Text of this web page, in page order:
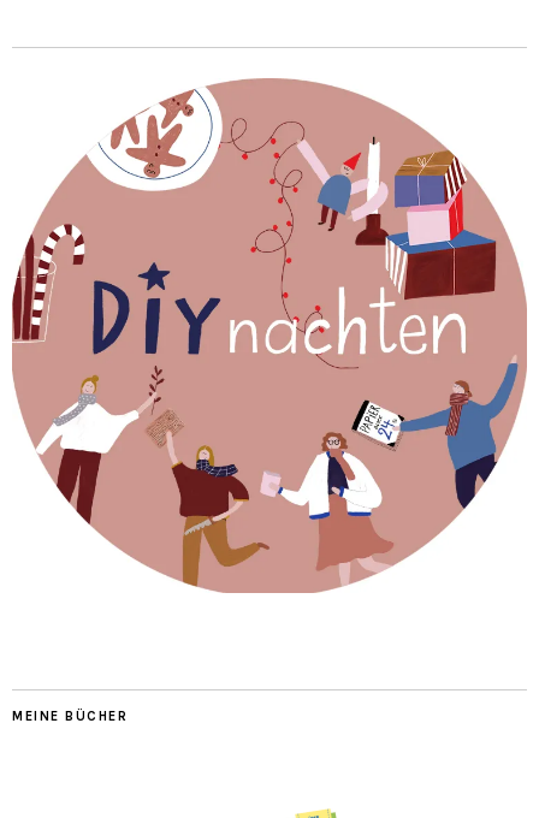
MEINE BÜCHER